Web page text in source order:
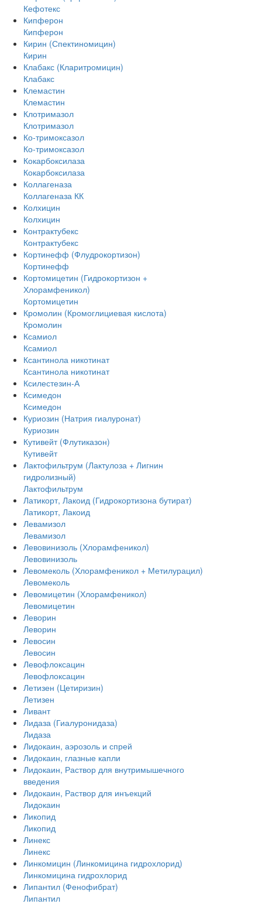
Кефотекс
Кипферон
Кипферон
Кирин (Спектиномицин)
Кирин
Клабакс (Кларитромицин)
Клабакс
Клемастин
Клемастин
Клотримазол
Клотримазол
Ко-тримоксазол
Ко-тримоксазол
Кокарбоксилаза
Кокарбоксилаза
Коллагеназа
Коллагеназа КК
Колхицин
Колхицин
Контрактубекс
Контрактубекс
Кортинефф (Флудрокортизон)
Кортинефф
Кортомицетин (Гидрокортизон +
Хлорамфеникол)
Кортомицетин
Кромолин (Кромоглициевая кислота)
Кромолин
Ксамиол
Ксамиол
Ксантинола никотинат
Ксантинола никотинат
Ксилестезин-А
Ксимедон
Ксимедон
Куриозин (Натрия гиалуронат)
Куриозин
Кутивейт (Флутиказон)
Кутивейт
Лактофильтрум (Лактулоза + Лигнин
гидролизный)
Лактофильтрум
Латикорт, Лакоид (Гидрокортизона бутират)
Латикорт, Лакоид
Левамизол
Левамизол
Левовинизоль (Хлорамфеникол)
Левовинизоль
Левомеколь (Хлорамфеникол + Метилурацил)
Левомеколь
Левомицетин (Хлорамфеникол)
Левомицетин
Леворин
Леворин
Левосин
Левосин
Левофлоксацин
Левофлоксацин
Летизен (Цетиризин)
Летизен
Ливант
Лидаза (Гиалуронидаза)
Лидаза
Лидокаин, аэрозоль и спрей
Лидокаин, глазные капли
Лидокаин, Раствор для внутримышечного
введения
Лидокаин, Раствор для инъекций
Лидокаин
Ликопид
Ликопид
Линекс
Линекс
Линкомицин (Линкомицина гидрохлорид)
Линкомицина гидрохлорид
Липантил (Фенофибрат)
Липантил